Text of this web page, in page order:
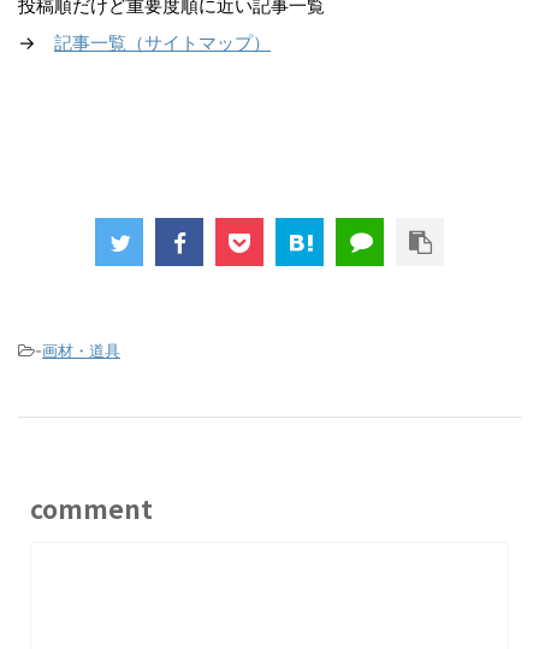
投稿順だけど重要度順に近い記事一覧
→ 記事一覧（サイトマップ）
-画材・道具
comment